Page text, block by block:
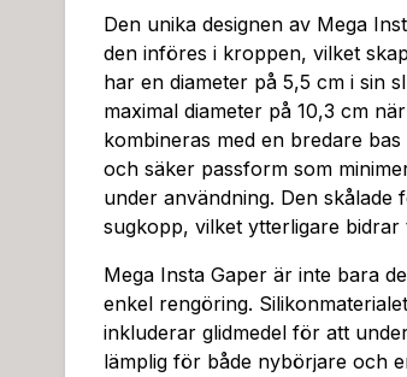
Den unika designen av Mega
den införes i kroppen, vilket
har en diameter på 5,5 cm i sin
maximal diameter på 10,3 cm
kombineras med en bredare
och säker passform som
under användning. Den
sugkopp, vilket ytterligare
Mega Insta Gaper är inte bara
enkel rengöring.
inkluderar glidmedel för att
lämplig för både nybörjare och